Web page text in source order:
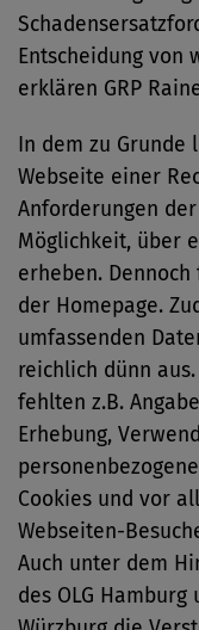
Entscheidung von
erklären GRP
In dem zu
Webseite einer
Anforderungen der
Möglichkeit, über
erheben.
der Homepage.
umfassenden
reichlich dünn
fehlten z.B.
Erhebung,
Cookies und vor
Webseiten-
Auch unter dem
des OLG Hamburg